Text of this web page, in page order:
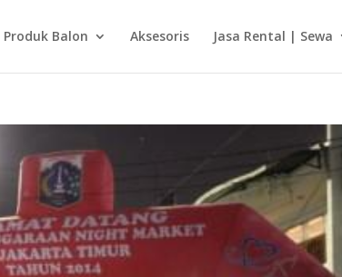
Produk Balon Aksesoris Jasa Rental | Sewa